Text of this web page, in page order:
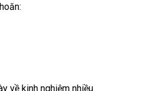
về kinh nghiệm nhiều